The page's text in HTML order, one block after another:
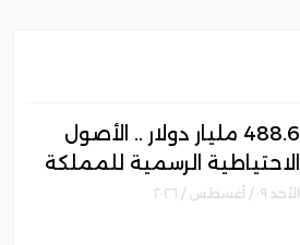
488.6 مليار دولار .. الأصول
الاحتياطية الرسمية للمملكة
ترتفع 10% بنهاية يوليو
الأحد ٠٩ / أغسطس / ٢٠٢٦